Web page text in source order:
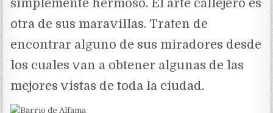
simplemente hermoso. El arte callejero es
otra de sus maravillas. Traten de
encontrar alguno de sus miradores desde
los cuales van a obtener algunas de las
mejores vistas de toda la ciudad.